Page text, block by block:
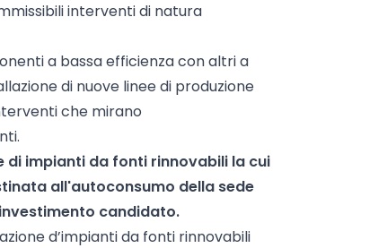
interventi di natura
a bassa efficienza con altri a
di nuove linee di produzione
che mirano
di impianti da fonti rinnovabili la cui
all'autoconsumo della sede
candidato.
d’impianti da fonti rinnovabili